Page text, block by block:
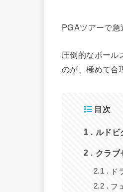
PGAツアーで
圧倒的なボール
のが、極めて合
目次
1 ルドビ
2 クラブ
2.1 ド
2.2 フ